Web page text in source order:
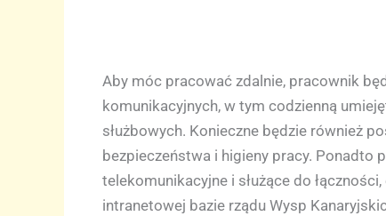
Aby móc pracować zdalnie, pracownik
komunikacyjnych, w tym codzienną
służbowych. Konieczne będzie również
bezpieczeństwa i higieny pracy. Ponadto
telekomunikacyjne i służące do
intranetowej bazie rządu Wysp